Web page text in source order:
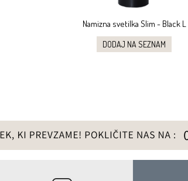
Namizna svetilka Slim - Black L
DODAJ NA SEZNAM